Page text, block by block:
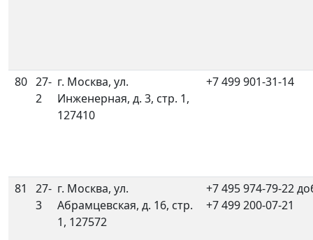
80 27-
2
г. Москва, ул.
Инженерная, д. 3, стр. 1,
127410
+7 499 901-31-14
81
27-
3
г. Москва, ул.
Абрамцевская, д. 16, стр.
1, 127572
+7 495 974-79-22
+7 499 200-07-21